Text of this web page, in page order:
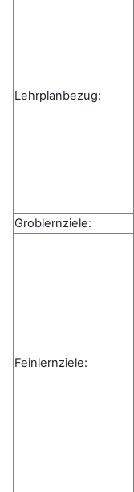
Lehrplanbezug:
Groblernziele:
Feinlernziele: